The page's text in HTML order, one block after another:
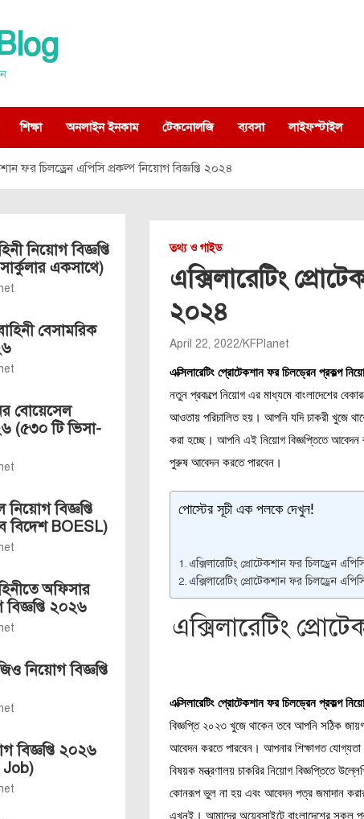
শিক্ষা অনলাইন ইনকাম টেকনোলজি ব্যবসা লাইফস্টাইল
ফর চিলড্রেন এপিসি প্রকল্প নিয়োগ বিজ্ঞপ্তি ২০২৪
তথ্য ও গাইড
এক্সিলারেটিং
২০২৪
April 22, 2022 KFPlanet
এক্সিলারেটিং প্রোটেকশান ফর চিলড্রেন প্রকল্প
নতুন প্রকল্পে নিয়োগ এর মাধ্যমে বাংলাদেশের
আওতায় পরিচালিত হয়। আপনি যদি চাকরী খুজে
করা হচ্ছে। আপনি এই নিয়োগ বিজ্ঞপ্তিতে আবেদন
পুরুষ আবেদন করতে পারবেন।
পোস্টের সূচী এক পলকে দেখুন!
এক্সিলারেটিং প্রোটেকশান ফর চিলড্রেন
এক্সিলারেটিং প্রোটেকশান ফর চিলড্রেন
এক্সিলারেটিং
এক্সিলারেটিং প্রোটেকশান ফর চিলড্রেন প্রকল্প
বিজ্ঞপ্তি ২০২৩ খুজে থাকেন তবে আপনি সঠিক
আবেদন করতে পারবেন। আপনার শিক্ষাগত যোগ্যতা
বিষয়ক মন্ত্রণালয় চাকরির নিয়োগ বিজ্ঞপ্তিতে
কোনরূপ ভুল না হয় এবং আবেদন পত্র জমাদান করার
এখনই। আমাদের অয়েবসাইটে বাংলাদেশের সকল
নিয়োগ বিজ্ঞপ্তি
একসাথে)
বেসামরিক
বোয়েসেল
(৫৩০ টি ভিসা-
বিজ্ঞপ্তি
বিদেশ BOESL)
অফিসার
২০২৬
নিয়োগ বিজ্ঞপ্তি
বিজ্ঞপ্তি ২০২৬
Job)